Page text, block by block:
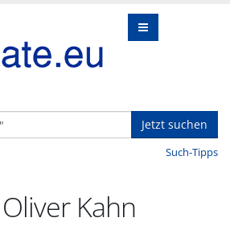
Jetzt suchen
Such-Tipps
Kahn